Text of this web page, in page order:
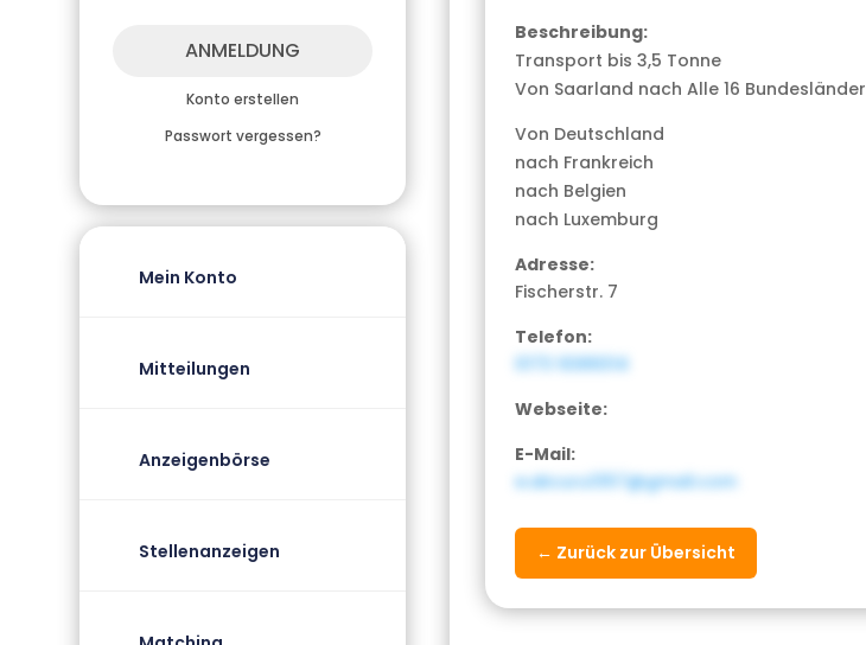
ANMELDUNG
Konto erstellen
Passwort vergessen?
Mein Konto
Mitteilungen
Anzeigenbörse
Stellenanzeigen
Beschreibung:
Transport bis 3,5 Tonne
Von Saarland nach Alle 16 Bundesländer
Von Deutschland
nach Frankreich
nach Belgien
nach Luxemburg
Adresse:
Fischerstr. 7
Telefon:
0173 9389314
Webseite:
E-Mail:
e.akcuru1357@gmail.com
← Zurück zur Übersicht